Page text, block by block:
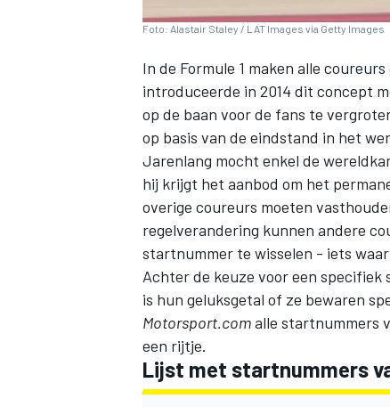
WEC DTM
Foto: Alastair Staley / LAT Images via Getty Images
In de Formule 1 maken alle
introduceerde in 2014 dit concept
op de baan voor de fans te
op basis van de eindstand in het
Jarenlang mocht enkel de
hij krijgt het aanbod om het
overige coureurs moeten
regelverandering kunnen andere
startnummer te wisselen - iets waar
Achter de keuze voor een
is hun geluksgetal of ze bewaren
Motorsport.comalle startnummers
een rijtje.
Lijst met startnummers